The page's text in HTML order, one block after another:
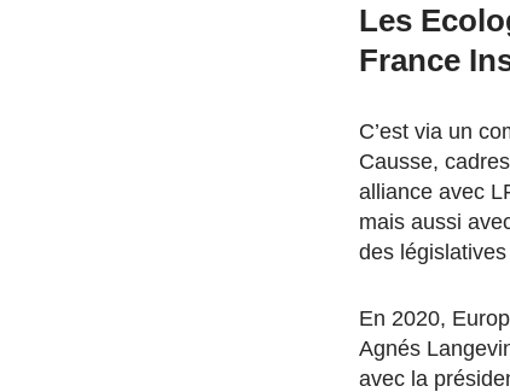
Les
France
C’est via un
Causse, cadres
alliance avec
mais aussi
des
En 2020,
Agnés
avec la